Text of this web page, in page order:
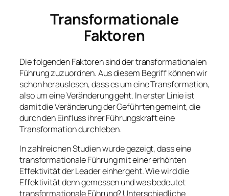
Transformationale
Faktoren
Die folgenden Faktoren sind der transformationalen
Führung zuzuordnen. Aus diesem Begriff können wir
schon herauslesen, dass es um eine Transformation,
also um eine Veränderung geht. In erster Linie ist
damit die Veränderung der Geführten gemeint, die
durch den Einfluss ihrer Führungskraft eine
Transformation durchleben.
In zahlreichen Studien wurde gezeigt, dass eine
transformationale Führung mit einer erhöhten
Effektivität der Leader einhergeht. Wie wird die
Effektivität denn gemessen und was bedeutet
transformationale Führung? Unterschiedliche